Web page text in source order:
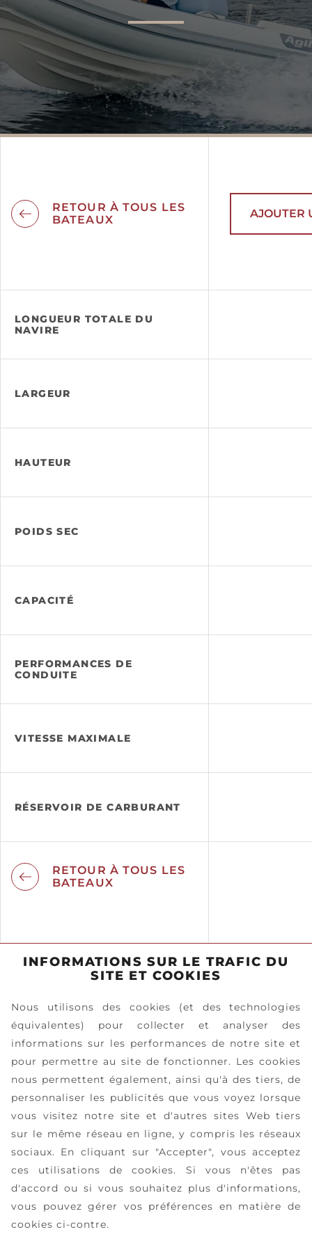
AGILIS 305C
RETOUR À TOUS LES
BATEAUX
LONGUEUR TOTALE DU
NAVIRE
LARGEUR
HAUTEUR
POIDS SEC
CAPACITÉ
PERFORMANCES DE
CONDUITE
VITESSE MAXIMALE
RÉSERVOIR DE CARBURANT
RETOUR À TOUS LES
BATEAUX
AJOUTER
INFORMATIONS SUR LE TRAFIC DU
SITE ET COOKIES
Nous utilisons des cookies (et des technologies
équivalentes) pour collecter et analyser des
informations sur les performances de notre site et
pour permettre au site de fonctionner. Les cookies
nous permettent également, ainsi qu'à des tiers, de
personnaliser les publicités que vous voyez lorsque
vous visitez notre site et d'autres sites Web tiers
sur le même réseau en ligne, y compris les réseaux
sociaux. En cliquant sur "Accepter", vous acceptez
ces utilisations de cookies. Si vous n'êtes pas
d'accord ou si vous souhaitez plus d'informations,
vous pouvez gérer vos préférences en matière de
cookies ci-contre.